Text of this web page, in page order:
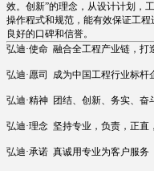
效。创新”的理念，从设计计划，
操作程式和规范，能有效保证工
良好的口碑和信誉。
弘迪·使命 融合全工程产业链，打
弘迪·愿司 成为中国工程行业标杆
弘迪·精神 团结、创新、务实、奋
弘迪·理念 坚持专业，负责，正直
弘迪·承诺 真诚用专业为客户服务